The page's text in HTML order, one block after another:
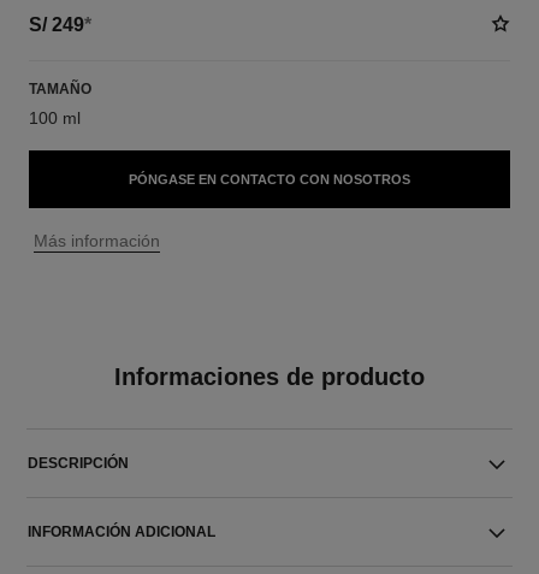
S/ 249*
TAMAÑO
100 ml
PÓNGASE EN CONTACTO CON NOSOTROS
↩
Más información
Informaciones de producto
DESCRIPCIÓN
INFORMACIÓN ADICIONAL